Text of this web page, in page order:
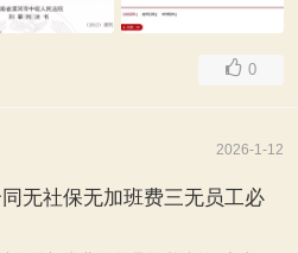
0
2026-1-12
无社保无加班费三无员工必